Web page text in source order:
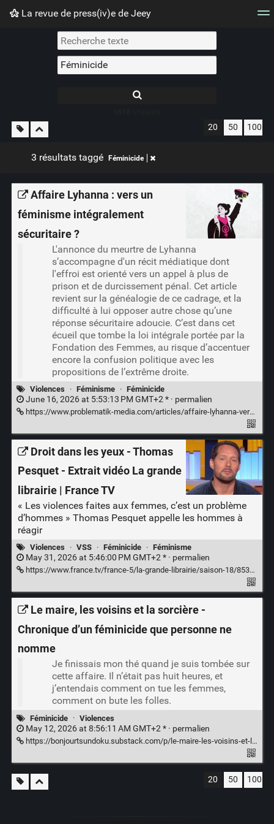
La revue de press(iv)e de Jeey
Nuage de tags Mur d'images
20 50 100
3 résultats taggé Féminicide
Affaire Lyhanna : vers un
féminisme intégralement
sécuritaire ?
L'annonce du meurtre de Lyhanna
s’accompagne d'un récit médiatique dont
l'effroi est orienté vers un appel à plus de
prison et de durcissement pénal. Cet article
revient sur la généalogie de ce cadrage, et la
difficulté à lui opposer autre chose qu’une
réponse sécuritaire adoucie. C’est dans cet
écueil que tombe la loi intégrale portée par la
Fondation des Femmes, au risque d’accentuer
encore la confusion politique avec les
propositions de l’extrême droite.
Violences · Féminisme · Féminicide
June 16, 2026 at 5:53:13 PM GMT+2 * · permalien
https://www.problematik-media.com/articles/affaire-lyhanna-vers-un-feminisme-integralement-securitaire-
Droit dans les yeux - Thomas
Pesquet - Extrait vidéo La grande
librairie | France TV
« Les violences faites aux femmes, c’est un problème
d’hommes » Thomas Pesquet appelle les hommes à
réagir
Violences · VSS · Féminicide · Féminisme
May 31, 2026 at 5:46:00 PM GMT+2 * · permalien
https://www.france.tv/france-5/la-grande-librairie/saison-18/8533211-droit-dans-les-yeux-thomas-pesquet.html
Le maire, les voisins et la sorcière -
Chronique d’un féminicide que personne ne
nomme
Je finissais mon thé quand je suis tombée sur
cette affaire. Il n’était pas huit heures, et
j’entendais comment on tue les femmes,
comment on bute les folles.
Féminicide · Violences
May 12, 2026 at 8:56:11 AM GMT+2 * · permalien
https://bonjourtsundoku.substack.com/p/le-maire-les-voisins-et-la-sorciere
20 50 100